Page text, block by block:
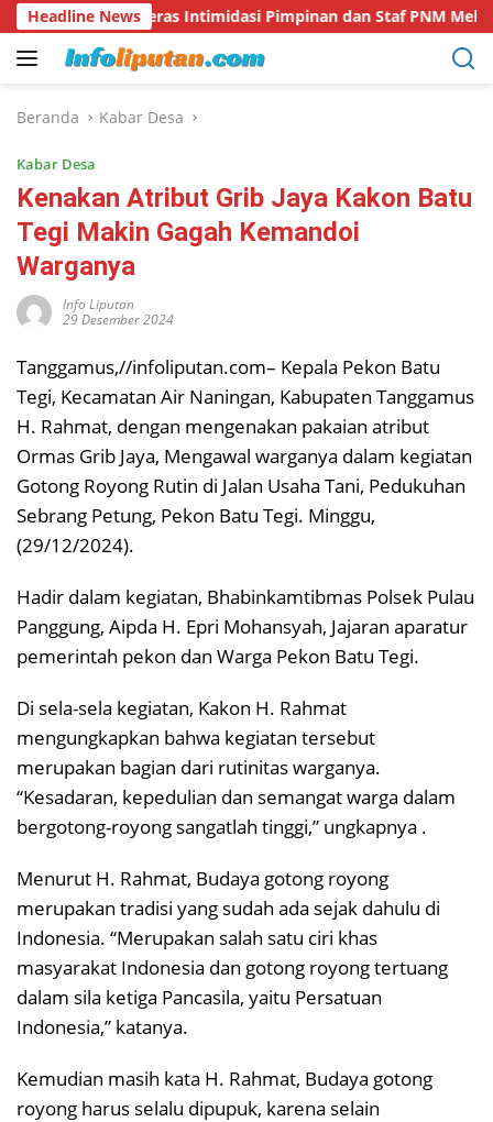
Langsung
ke
konten
Headline News
Keras Intimidasi Pimpinan dan Staf PNM Mekaar Kalirejo
Beranda Kabar Desa
Kabar Desa
Kenakan Atribut Grib Jaya Kakon Batu
Tegi Makin Gagah Kemandoi
Warganya
Info Liputan
29 Desember 2024
Tanggamus,//infoliputan.com– Kepala Pekon Batu
Tegi, Kecamatan Air Naningan, Kabupaten Tanggamus
H. Rahmat, dengan mengenakan pakaian atribut
Ormas Grib Jaya, Mengawal warganya dalam kegiatan
Gotong Royong Rutin di Jalan Usaha Tani, Pedukuhan
Sebrang Petung, Pekon Batu Tegi. Minggu,
(29/12/2024).
Hadir dalam kegiatan, Bhabinkamtibmas Polsek Pulau
Panggung, Aipda H. Epri Mohansyah, Jajaran aparatur
pemerintah pekon dan Warga Pekon Batu Tegi.
Di sela-sela kegiatan, Kakon H. Rahmat
mengungkapkan bahwa kegiatan tersebut
merupakan bagian dari rutinitas warganya.
“Kesadaran, kepedulian dan semangat warga dalam
bergotong-royong sangatlah tinggi,” ungkapnya .
Menurut H. Rahmat, Budaya gotong royong
merupakan tradisi yang sudah ada sejak dahulu di
Indonesia. “Merupakan salah satu ciri khas
masyarakat Indonesia dan gotong royong tertuang
dalam sila ketiga Pancasila, yaitu Persatuan
Indonesia,” katanya.
Kemudian masih kata H. Rahmat, Budaya gotong
royong harus selalu dipupuk, karena selain